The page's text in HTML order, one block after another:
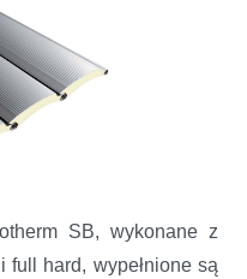
SB, wykonane z
full hard, wypełnione są